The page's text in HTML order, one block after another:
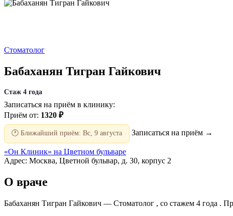
Стоматолог
Бабаханян Тигран Гайкович
Стаж 4 года
Записаться на приём в клинику:
Приём от: 1320 ₽
🕐 Ближайший приём: Вс, 9 августа Записаться на приём →
«Он Клиник» на Цветном бульваре
Адрес: Москва, Цветной бульвар, д. 30, корпус 2
О враче
Бабаханян Тигран Гайкович — Стоматолог , со стажем 4 года .